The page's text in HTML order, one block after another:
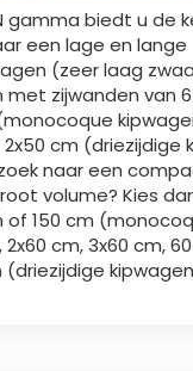
MyJOSKIN
Dansk
Română
Suomi
Magyar
gamma biedt u de
een lage en lange
(zeer laag
met zijwanden van
2x50 cm (driezijdige
naar een
volume? Kies
of 150 cm
cm, 3x60 cm,
(driezijdige